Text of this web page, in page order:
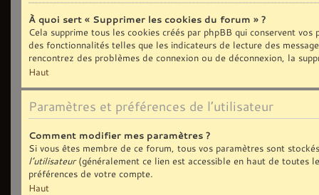
À quoi sert « Supprimer les cookies du forum » ?
Cela supprime tous les cookies créés par phpBB qui conservent
des fonctionnalités telles que les indicateurs de lecture des
rencontrez des problèmes de connexion ou de déconnexion, la
Haut
Paramètres et préférences de l’utilisateur
Comment modifier mes paramètres ?
Si vous êtes membre de ce forum, tous vos paramètres sont
l’utilisateur(généralement ce lien est accessible en haut de toutes
préférences de votre compte.
Haut